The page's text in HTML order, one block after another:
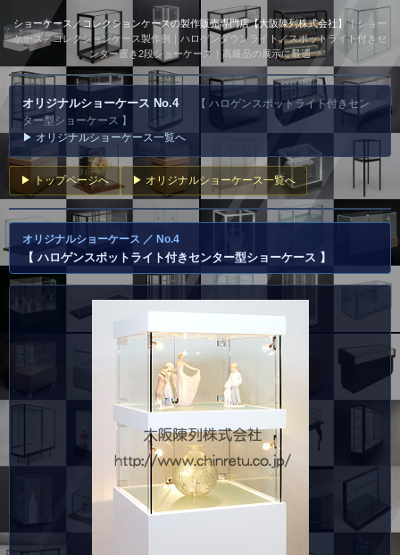
ショーケース／コレクションケースの製作販売専門店【大阪陳列株式会社】｜ショー
ケース／コレクションケース製作例｜ハロゲンダウンライト／スポットライト付きセ
ンター置き2段ショーケース｜高級品の展示に最適
オリジナルショーケース No.4
【 ハロゲンスポットライト付きセン
ター型ショーケース 】
▶ オリジナルショーケース一覧へ
▶ トップページへ ▶ オリジナルショーケース一覧へ
オリジナルショーケース ／ No.4
【 ハロゲンスポットライト付きセンター型ショーケース 】